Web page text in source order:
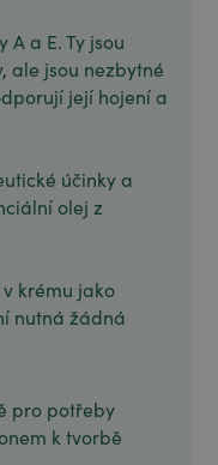
a E. Ty jsou
ale jsou nezbytné
její hojení a
účinky a
olej z
krému jako
nutná žádná
pro potřeby
k tvorbě